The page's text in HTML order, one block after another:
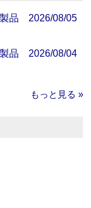
製品 2026/08/05
製品 2026/08/04
もっと見る »